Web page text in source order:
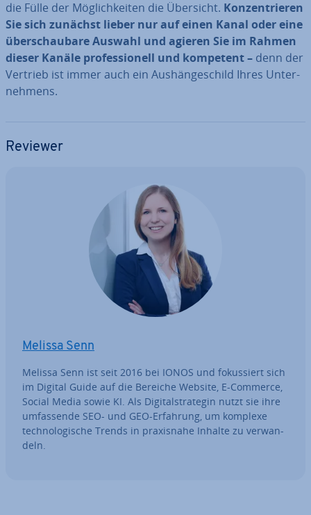
die Fülle der Mög­lich­kei­ten die Übersicht. Kon­zen­trie­ren
Sie sich zunächst lieber nur auf einen Kanal oder eine
über­schau­ba­re Auswahl und agieren Sie im Rahmen
dieser Kanäle pro­fes­sio­nell und kompetent – denn der
Vertrieb ist immer auch ein Aus­hän­ge­schild Ihres Un­ter­
neh­mens.
Reviewer
Melissa Senn
Melissa Senn ist seit 2016 bei IONOS und fo­kus­siert sich
im Digital Guide auf die Bereiche Website, E-Commerce,
Social Media sowie KI. Als Di­gi­tal­stra­te­gin nutzt sie ihre
um­fas­sen­de SEO- und GEO-Erfahrung, um komplexe
tech­no­lo­gi­sche Trends in pra­xis­na­he Inhalte zu ver­wan­
deln.